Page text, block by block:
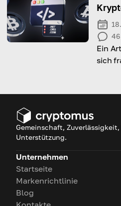
46
Ein
sich
wie
Gemeinschaft,
Unterstützung.
Unternehmen
Startseite
Markenrichtlinie
Blog